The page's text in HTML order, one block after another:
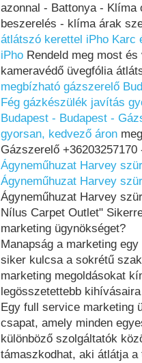
azonnal - Battonya -
beszerelés - klíma árak
átlátszó kerettel iPho Karc
iPho Rendeld meg most
kameravédő üvegfólia
megbízható gázszerelő
Fég gázkészülék javítás
Budapest - Budapest -
gyorsan, kedvező áron
Gázszerelő
Ágyneműhuzat Harvey
Ágyneműhuzat Harvey
Ágyneműhuzat Harvey
Nílus Carpet Outlet"
marketing ügynökséget?
Manapság a marketing
siker kulcsa a sokrétű
marketing megoldásokat
legösszetettebb
Egy full service marketing
csapat, amely minden
különböző szolgáltatók
támaszkodhat, aki átlátja